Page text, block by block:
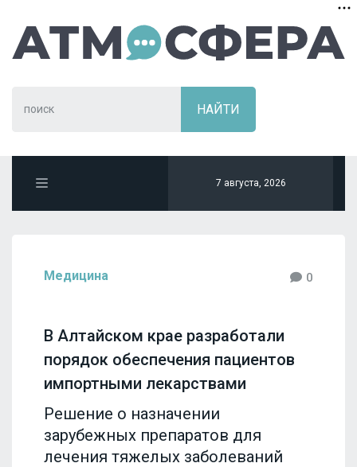
7 августа, 2026
Медицина 0
В Алтайском крае разработали
порядок обеспечения пациентов
импортными лекарствами
Решение о назначении
зарубежных препаратов для
лечения тяжелых заболеваний